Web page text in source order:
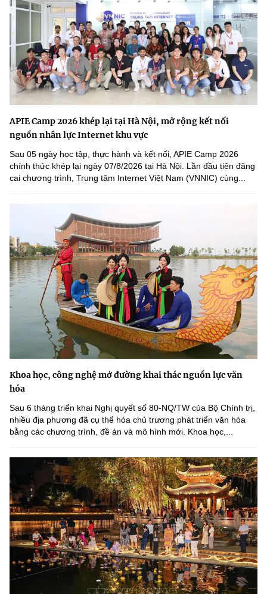
APIE Camp 2026 khép lại tại Hà Nội, mở rộng kết nối
nguồn nhân lực Internet khu vực
Sau 05 ngày học tập, thực hành và kết nối, APIE Camp 2026
chính thức khép lại ngày 07/8/2026 tại Hà Nội. Lần đầu tiên đăng
cai chương trình, Trung tâm Internet Việt Nam (VNNIC) cùng...
Khoa học, công nghệ mở đường khai thác nguồn lực văn
hóa
Sau 6 tháng triển khai Nghị quyết số 80-NQ/TW của Bộ Chính trị,
nhiều địa phương đã cụ thể hóa chủ trương phát triển văn hóa
bằng các chương trình, đề án và mô hình mới. Khoa học,...